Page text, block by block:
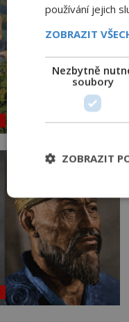
používání jejich
ZOBRAZIT
Nezbytně
soubory
ZOBRAZIT